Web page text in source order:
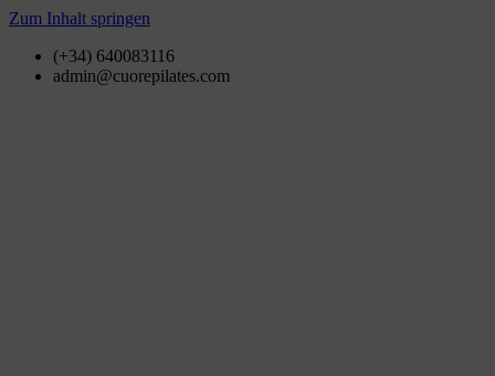
Zum Inhalt springen
(+34) 640083116
admin@cuorepilates.com